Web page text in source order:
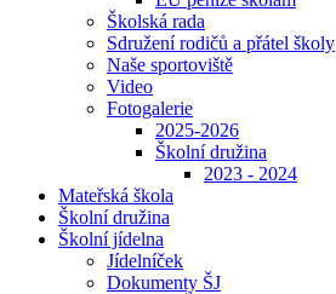
Školská rada
Sdružení rodičů a přátel školy
Naše sportoviště
Video
Fotogalerie
2025-2026
Školní družina
2023 - 2024
Mateřská škola
Školní družina
Školní jídelna
Jídelníček
Dokumenty ŠJ